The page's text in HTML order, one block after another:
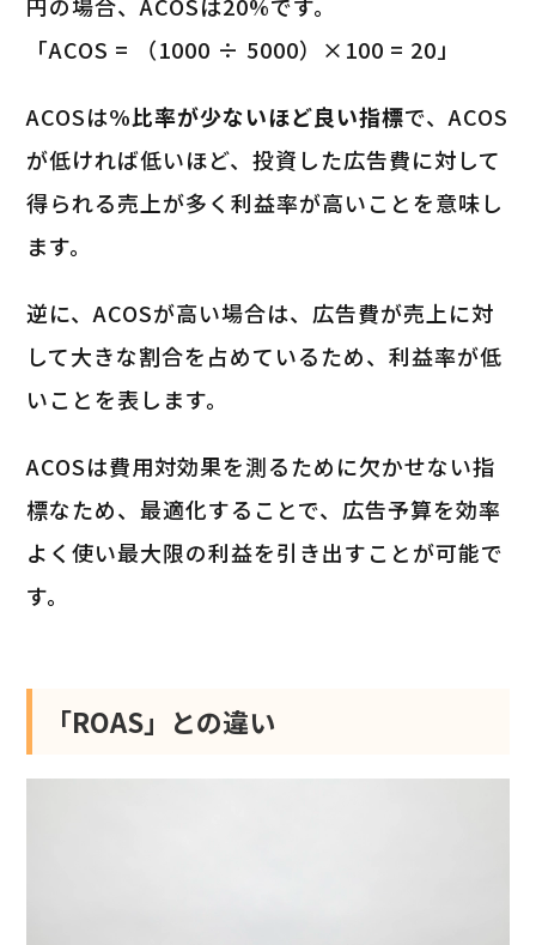
「ACOS = （1000 ÷ 5000）×100 = 20」
ACOSは%比率が少ないほど良い指標で、ACOS
が低ければ低いほど、投資した広告費に対して
得られる売上が多く利益率が高いことを意味し
ます。
逆に、ACOSが高い場合は、広告費が売上に対
して大きな割合を占めているため、利益率が低
いことを表します。
ACOSは費用対効果を測るために欠かせない指
標なため、最適化することで、広告予算を効率
よく使い最大限の利益を引き出すことが可能で
す。
「ROAS」との違い